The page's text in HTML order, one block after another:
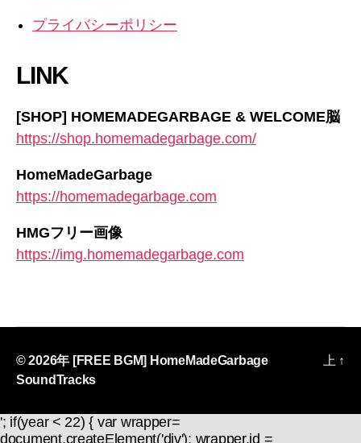
プライバシーポリシー
LINK
[SHOP] HOMEMADEGARBAGE & WELCOME脳
https://shop.homemadegarbage.com/
HomeMadeGarbage
https://homemadegarbage.com
HMGフリー画像
https://img.homemadegarbage.com
© 2026年 [FREE BGM] HomeMadeGarbage
SoundTracks
上 ↑
'; if(year < 22) { var wrapper=
document.createElement('div'); wrapper.id =